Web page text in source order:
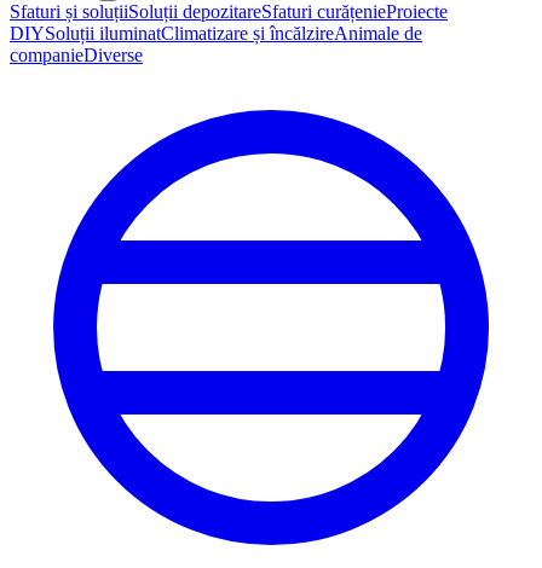
Sfaturi și soluțiiSoluții depozitareSfaturi curățenieProiecte
DIYSoluții iluminatClimatizare și încălzireAnimale de
companieDiverse